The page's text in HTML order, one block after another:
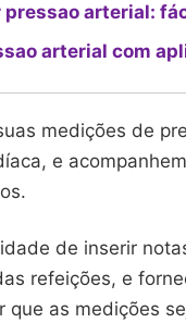
arterial:
arterial com
medições de
e
de inserir
refeições, e
que as medições